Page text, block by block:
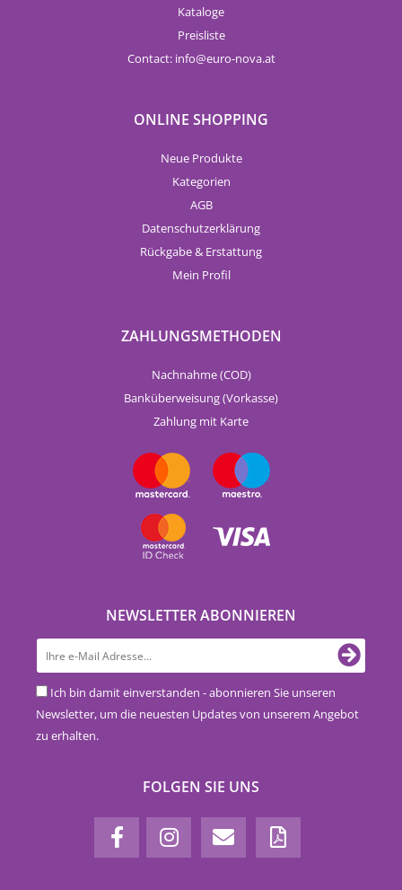
Kataloge
Preisliste
Contact: info euro-nova.at
ONLINE SHOPPING
Neue Produkte
Kategorien
AGB
Datenschutzerklärung
Rückgabe & Erstattung
Mein Profil
ZAHLUNGSMETHODEN
Nachnahme (COD)
Banküberweisung (Vorkasse)
Zahlung mit Karte
NEWSLETTER ABONNIEREN
Ich bin damit einverstanden - abonnieren Sie unseren
Newsletter, um die neuesten Updates von unserem Angebot
zu erhalten.
FOLGEN SIE UNS